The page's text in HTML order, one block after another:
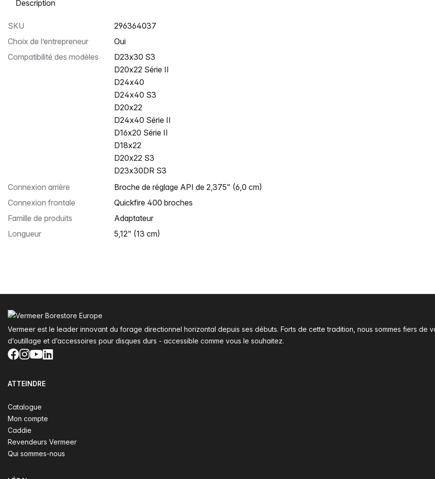
SKU
296364037
Choix de l’entrepreneur
Oui
Compatibilité des modèles
D23x30 S3
D20x22 Série II
D24x40
D24x40 S3
D20x22
D24x40 Série II
D16x20 Série II
D18x22
D20x22 S3
D23x30DR S3
Connexion arrière
Broche de réglage API de 2,375" (6,0 cm)
Connexion frontale
Quickfire 400 broches
Famille de produits
Adaptateur
Longueur
5,12" (13 cm)
Vermeer est le leader innovant du forage directionnel horizontal depuis ses débuts. Forts de cette tradition, nous sommes fiers de
d’outillage et d’accessoires pour disques durs - accessible comme vous le souhaitez.
Facebook
Instagram
YouTube
LinkedIn
ATTEINDRE
Catalogue
Mon compte
Caddie
Revendeurs Vermeer
Qui sommes-nous